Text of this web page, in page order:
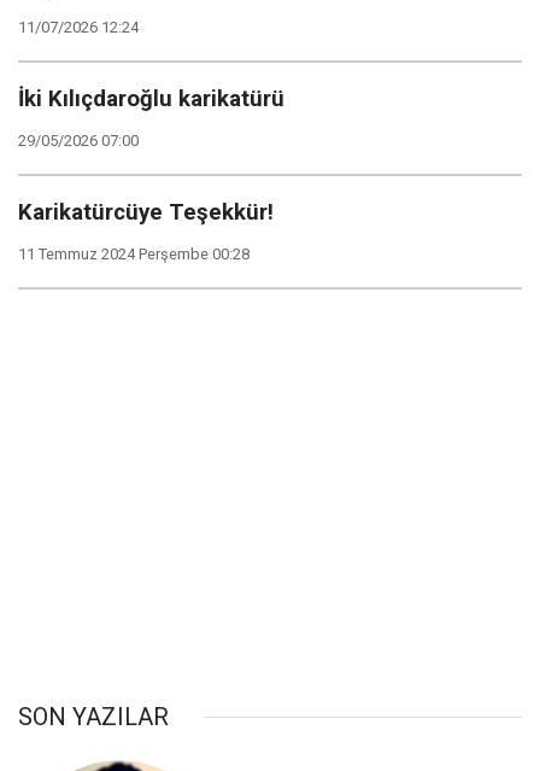
11/07/2026 12:24
İki Kılıçdaroğlu karikatürü
29/05/2026 07:00
Karikatürcüye Teşekkür!
11 Temmuz 2024 Perşembe 00:28
SON YAZILAR